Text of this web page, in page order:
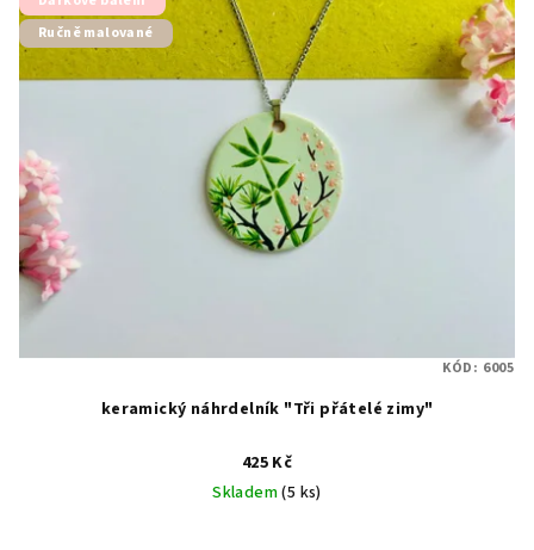
Ručně malované
keramický náhrdelník "Tři přátelé zimy"
425 Kč
Skladem(5 ks)
KÓD: 6005